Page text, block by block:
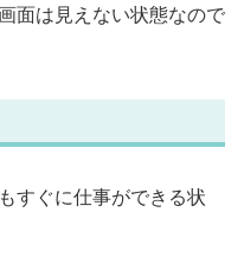
面は見えない状態なので
すぐに仕事ができる状